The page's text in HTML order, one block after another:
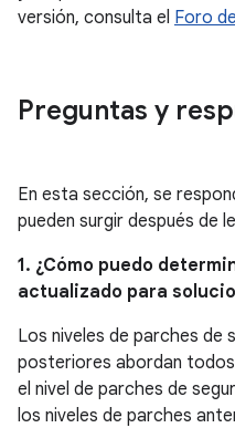
versión, consulta el Foro
Preguntas y
En esta sección, se
pueden surgir después de
1. ¿Cómo puedo
actualizado para
Los niveles de parches de
posteriores abordan
el nivel de parches de
los niveles de parches